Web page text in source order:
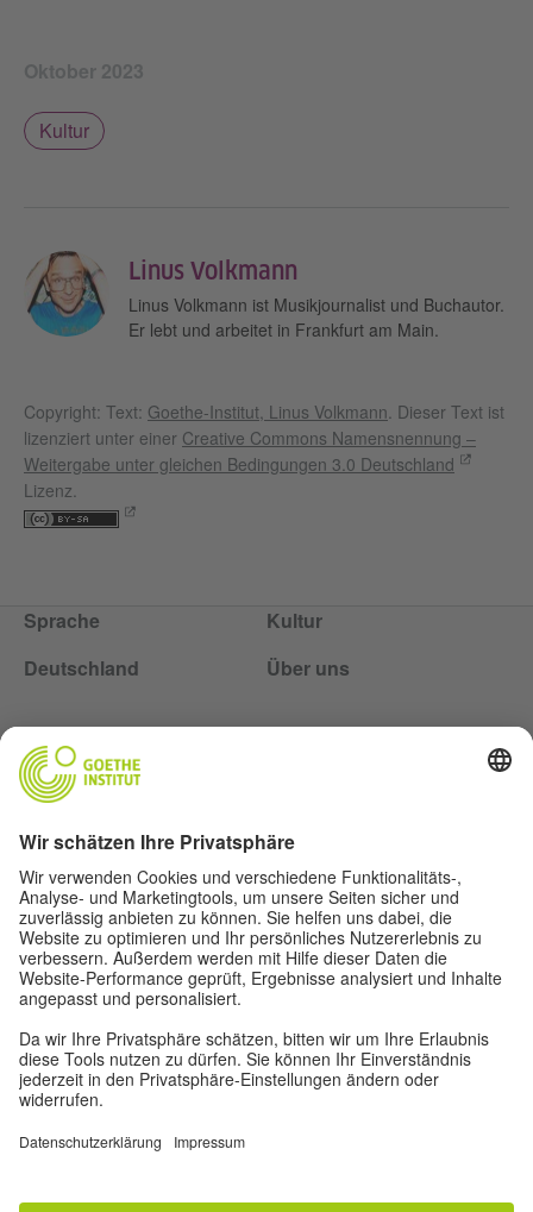
Oktober 2023
Kultur
Linus Volkmann
Linus Volkmann ist Musikjournalist und Buchautor.
Er lebt und arbeitet in Frankfurt am Main.
Copyright: Text: Goethe-Institut, Linus Volkmann . Dieser Text ist
lizenziert unter einer Creative Commons Namensnennung –
Weitergabe unter gleichen Bedingungen 3.0 Deutschland
Lizenz.
Sprache
Kultur
Deutschland
Über uns
Über uns
Autor*innen
Impressum
Datenschutz
Privatsphäre-Einstellungen